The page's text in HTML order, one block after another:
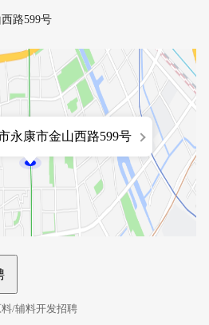
路599号
永康市金山西路599号
/辅料开发招聘